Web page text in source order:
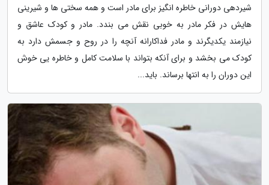
شیردهی دورانی خاطره انگیز برای مادر است و همه سختی ها و شیرینی
هایش در فکر مادر به خوبی نقش می بندد. مادر و کودک عاشق و
نیازمند یکدیگرند و مادر فداکارانه آنچه را در روح و جسمش دارد به
کودک می بخشد و برای آنکه بتواند با سلامت کامل و خاطره یی خوش
این دوران را به انتها برساند. باید...